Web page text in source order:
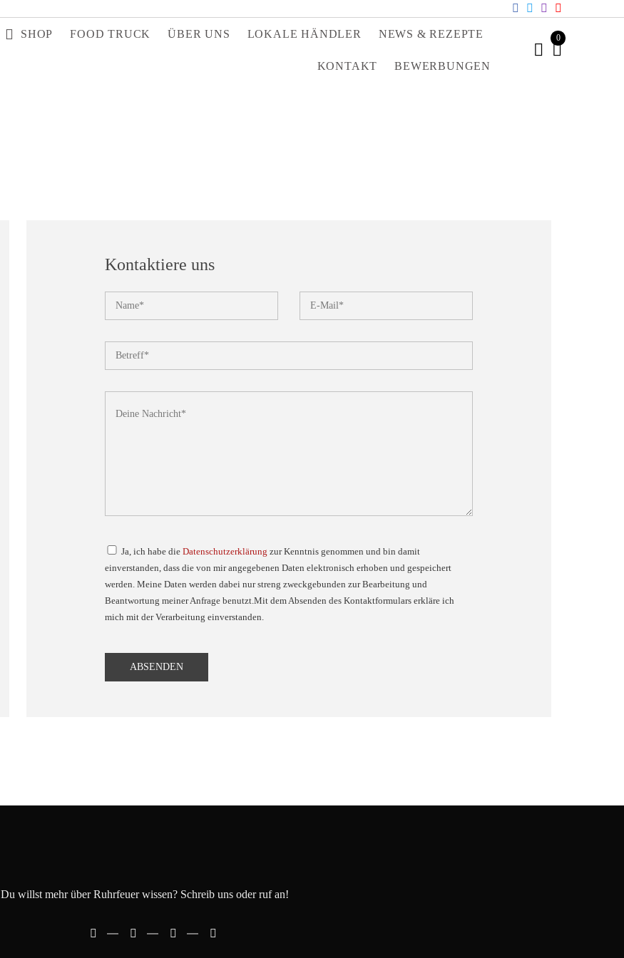
SHOP FOOD TRUCK ÜBER UNS LOKALE HÄNDLER NEWS & REZEPTE
KONTAKT BEWERBUNGEN
0
Kontaktiere uns
Ja, ich habe dieDatenschutzerklärung zur Kenntnis genommen und bin damit
einverstanden, dass die von mir angegebenen Daten elektronisch erhoben und gespeichert
werden. Meine Daten werden dabei nur streng zweckgebunden zur Bearbeitung und
Beantwortung meiner Anfrage benutzt.Mit dem Absenden des Kontaktformulars erkläre ich
mich mit der Verarbeitung einverstanden.
Du willst mehr über Ruhrfeuer wissen? Schreib uns oder ruf an!